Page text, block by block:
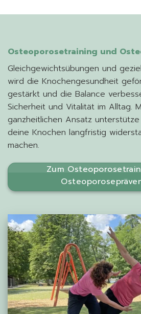
Osteoporosetraining und
Gleichgewichtsübungen und
wird die Knochengesundheit
gestärkt und die Balance
Sicherheit und Vitalität im Alltag.
ganzheitlichen Ansatz
deine Knochen langfristig
machen.
Zum